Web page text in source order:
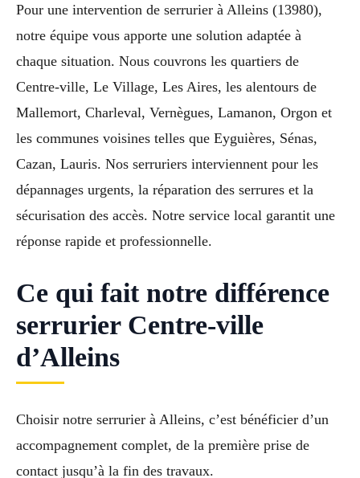
Pour une intervention de serrurier à Alleins (13980),
notre équipe vous apporte une solution adaptée à
chaque situation. Nous couvrons les quartiers de
Centre-ville, Le Village, Les Aires, les alentours de
Mallemort, Charleval, Vernègues, Lamanon, Orgon et
les communes voisines telles que Eyguières, Sénas,
Cazan, Lauris. Nos serruriers interviennent pour les
dépannages urgents, la réparation des serrures et la
sécurisation des accès. Notre service local garantit une
réponse rapide et professionnelle.
Ce qui fait notre différence
serrurier Centre-ville
d’Alleins
Choisir notre serrurier à Alleins, c’est bénéficier d’un
accompagnement complet, de la première prise de
contact jusqu’à la fin des travaux.